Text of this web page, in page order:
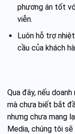
phương án tốt
viễn.
Luôn hỗ trợ
cầu của khách
Qua đây, nếu
mà chưa biết bắt
nhưng chưa mang
Media, chúng tôi